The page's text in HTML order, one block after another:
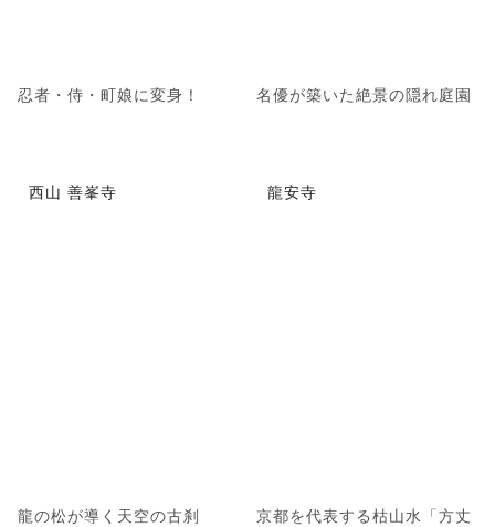
忍者・侍・町娘に変身！ 名優が築いた絶景の隠れ庭園
西山 善峯寺
龍の松が導く天空の古刹
龍安寺
京都を代表する枯山水「方丈